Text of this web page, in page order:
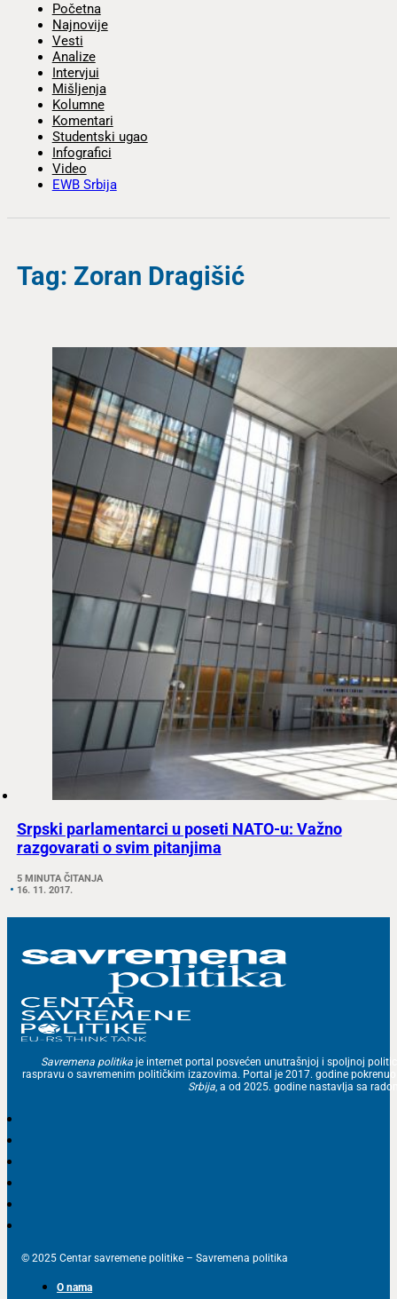
Početna
Najnovije
Vesti
Analize
Intervjui
Mišljenja
Kolumne
Komentari
Studentski ugao
Infografici
Video
EWB Srbija
Tag: Zoran Dragišić
Srpski parlamentarci u poseti NATO-u: Važno
razgovarati o svim pitanjima
5 MINUTA ČITANJA
16. 11. 2017.
Savremena politika je internet portal posvećen unutrašnjoj i spoljnoj
raspravu o savremenim političkim izazovima. Portal je 2017. godine
Srbija, a od 2025. godine nastavlja sa
© 2025 Centar savremene politike – Savremena politika
O nama